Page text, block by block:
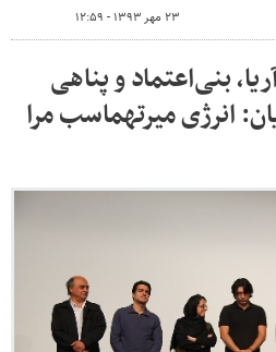
۲۳ مهر ۱۳۹۳ - ۱۲:۵۹
بنی‌اعتماد و پناهی
انرژی میرتهماسب مرا